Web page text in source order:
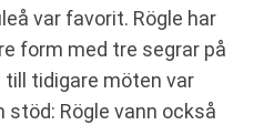
var favorit. Rögle har
form med tre segrar på
till tidigare möten var
Rögle vann också